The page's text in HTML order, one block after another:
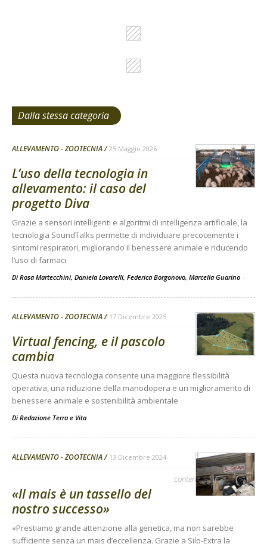
Dalla stessa categoria
ALLEVAMENTO - ZOOTECNIA 25 Maggio 2026
L’uso della tecnologia in
allevamento: il caso del
progetto Diva
Grazie a sensori intelligenti e algoritmi di intelligenza artificiale, la
tecnologia SoundTalks permette di individuare precocemente i
sintomi respiratori, migliorando il benessere animale e riducendo
l’uso di farmaci
Di Rosa Martecchini, Daniela Lovarelli, Federica Borgonovo, Marcella Guarino -
ALLEVAMENTO - ZOOTECNIA 17 Dicembre 2025
Virtual fencing, e il pascolo
cambia
Questa nuova tecnologia consente una maggiore flessibilità
operativa, una riduzione della manodopera e un miglioramento di
benessere animale e sostenibilità ambientale
Di Redazione Terra e Vita
ALLEVAMENTO - ZOOTECNIA 13 Dicembre 2024
contenuto sponsorizzato
«Il mais è un tassello del
nostro successo»
«Prestiamo grande attenzione alla genetica, ma non sarebbe
sufficiente senza un mais d’eccellenza. Grazie a Silo-Extra la